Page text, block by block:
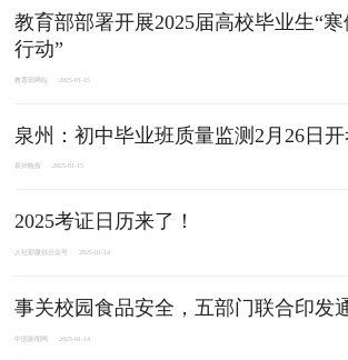
教育部部署开展2025届高校毕业生“
行动”
教育部网站 2025-01-15
泉州：初中毕业班质量监测2月26日
泉州晚报 2025-01-15
2025考证日历来了！
人社部微信公众号 2025-01-14
事关校园食品安全，五部门联合印发
中国新闻网 2025-01-14